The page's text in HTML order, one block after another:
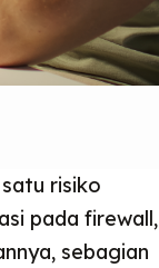
risiko
pada firewall,
sebagian